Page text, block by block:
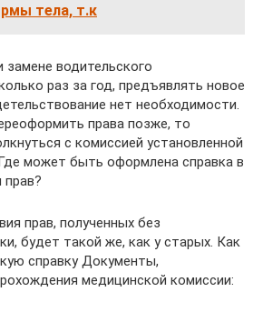
тела, т.к
замене водительского
раз за год, предъявлять новое
нет необходимости.
права позже, то
с комиссией установленной
может быть оформлена справка в
прав, полученных без
будет такой же, как у старых. Как
справку Документы,
медицинской комиссии: